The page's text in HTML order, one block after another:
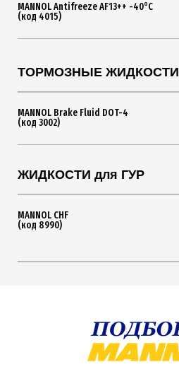
MANNOL Antifreeze AF13++ -40°C
(код 4015)
ТОРМОЗНЫЕ ЖИДКОСТИ
MANNOL Brake Fluid DOT-4
(код 3002)
ЖИДКОСТИ для ГУР
MANNOL CHF
(код 8990)